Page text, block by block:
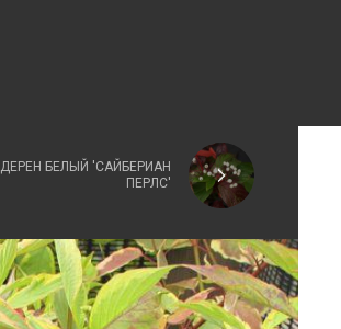
ДЕРЕН БЕЛЫЙ 'САЙБЕРИАН
ПЕРЛС'